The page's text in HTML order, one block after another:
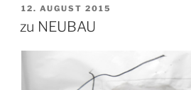
VERÖFFENTLICHT
12. AUGUST 2015
zu NEUBAU